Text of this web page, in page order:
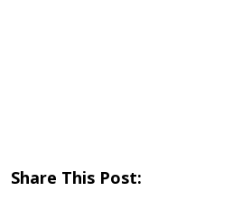
Share This Post: